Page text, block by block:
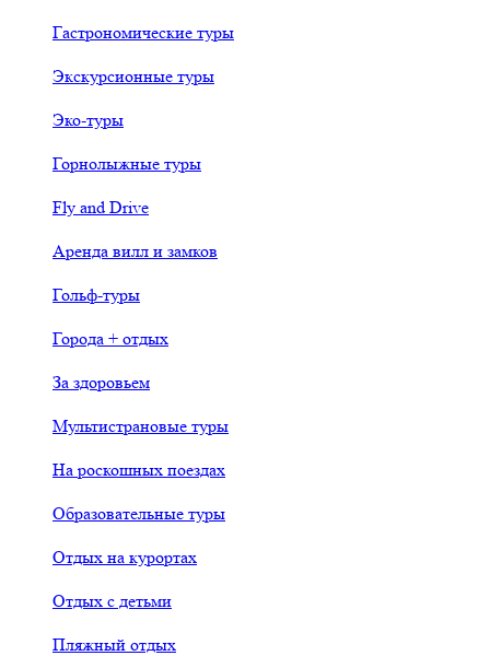
Гастрономические туры
Экскурсионные туры
Эко-туры
Горнолыжные туры
Fly and Drive
Аренда вилл и замков
Гольф-туры
Города + отдых
За здоровьем
Мультистрановые туры
На роскошных поездах
Образовательные туры
Отдых на курортах
Отдых с детьми
Пляжный отдых